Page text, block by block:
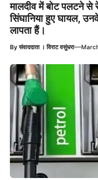
मालदीव में बोट पलटने
सिंघानिया हुए घायल,
लापता हैं।
Byसंवाददाता । विराट वसुंधरा—